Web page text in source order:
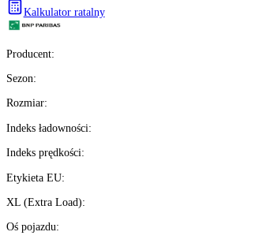
Ilość: dostępne
Kup teraz
Wysyłka w
%
Możesz kupić na
Ilość: dostępne
Kalkulator ratalny